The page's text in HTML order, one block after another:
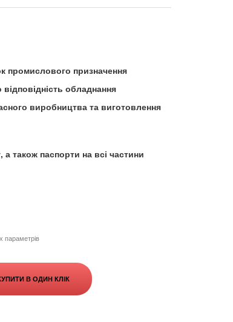
промислового призначення
обладнання
виробництва та виготовлення
а також паспорти на всі частини
параметрів
В ОДИН КЛІК